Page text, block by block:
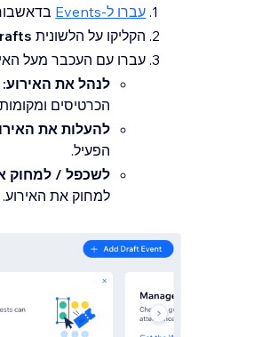
עברו ל-Events
הקליקו על הלשונית
עברו עם העכבר מעל
לנהל את האירוע:
הכרטיסים
להעלות את
הפעיל.
לשכפל / למחוק
למחוק את האירוע.